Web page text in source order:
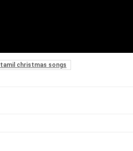
tamil christmas songs